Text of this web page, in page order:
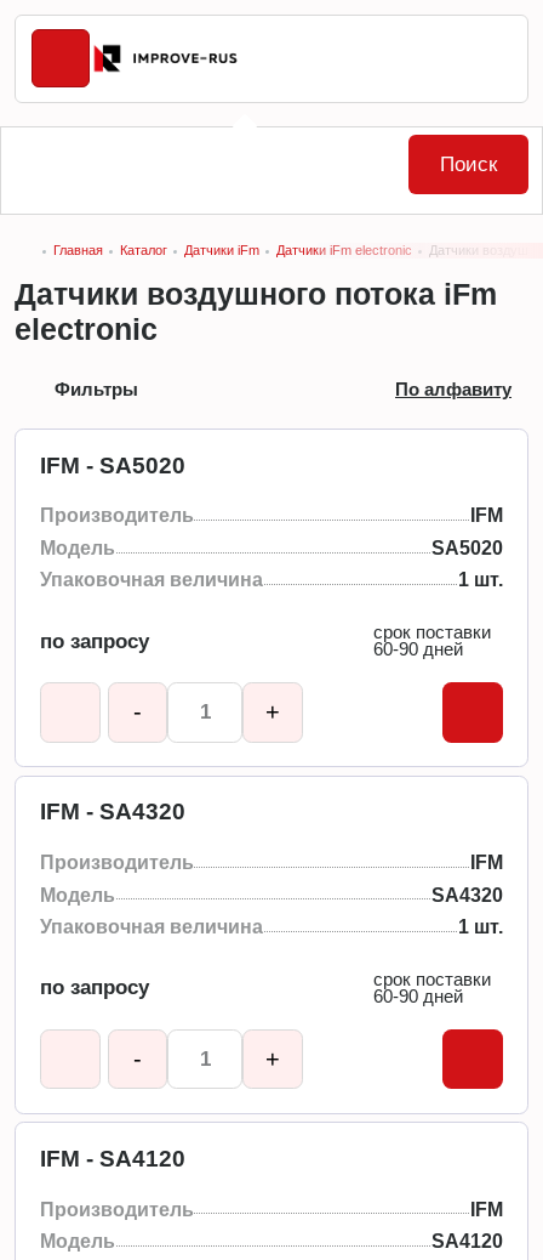
Главная Каталог Датчики iFm Датчики iFm electronic Датчики
Датчики воздушного потока iFm
electronic
Фильтры По алфавиту
IFM - SA5020
Производитель
IFM
Модель
SA5020
Упаковочная величина
1 шт.
по запросу
срок поставки
60-90 дней
- +
IFM - SA4320
Производитель
IFM
Модель
SA4320
Упаковочная величина
1 шт.
по запросу
срок поставки
60-90 дней
- +
IFM - SA4120
Производитель
IFM
Модель
SA4120
Поиск